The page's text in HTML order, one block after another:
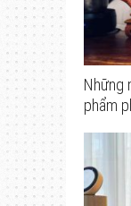
Những
phẩm